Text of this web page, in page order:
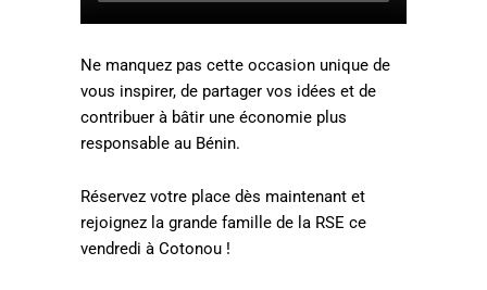
Ne manquez pas cette occasion unique de
vous inspirer, de partager vos idées et de
contribuer à bâtir une économie plus
responsable au Bénin.
Réservez votre place dès maintenant et
rejoignez la grande famille de la RSE ce
vendredi à Cotonou !